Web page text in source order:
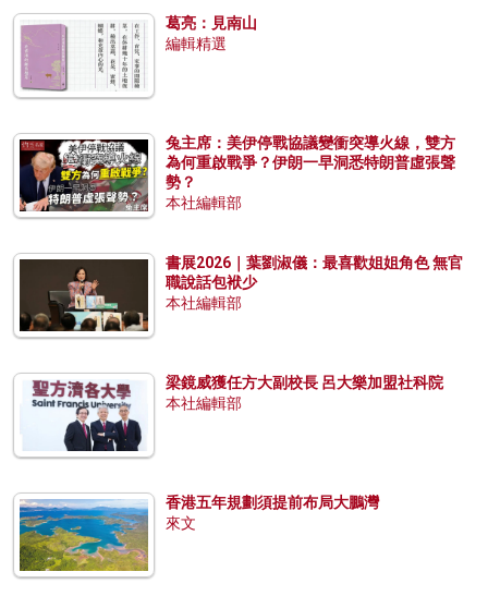
葛亮：見南山
編輯精選
兔主席：美伊停戰協議變衝突導火線，雙方
為何重啟戰爭？伊朗一早洞悉特朗普虛張聲
勢？
本社編輯部
書展2026｜葉劉淑儀：最喜歡姐姐角色 無官
職說話包袱少
本社編輯部
梁鏡威獲任方大副校長 呂大樂加盟社科院
本社編輯部
香港五年規劃須提前布局大鵬灣
來文